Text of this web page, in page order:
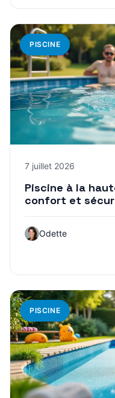
PISCINE
7 juillet 2026
Piscine à la
confort et
Odette
PISCINE